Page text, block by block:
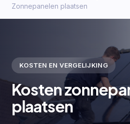
Zonnepanelen plaatsen
KOSTEN EN VERGELIJKING
Kosten
plaatsen